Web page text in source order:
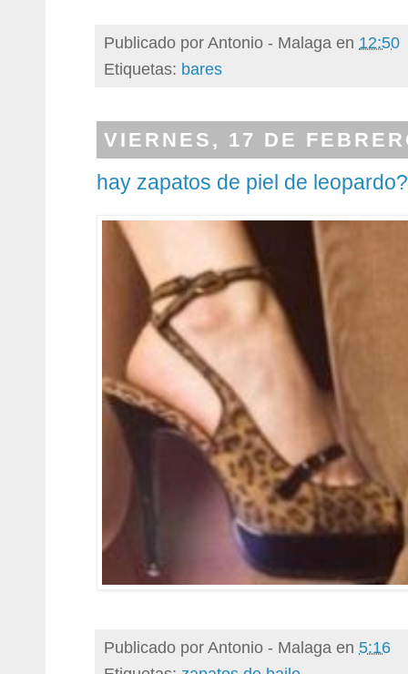
Publicado porAntonio - Malaga en 12:50
Etiquetas: bares
VIERNES, 17 DE
hay zapatos de piel de leopardo?
Publicado porAntonio - Malaga en 5:16